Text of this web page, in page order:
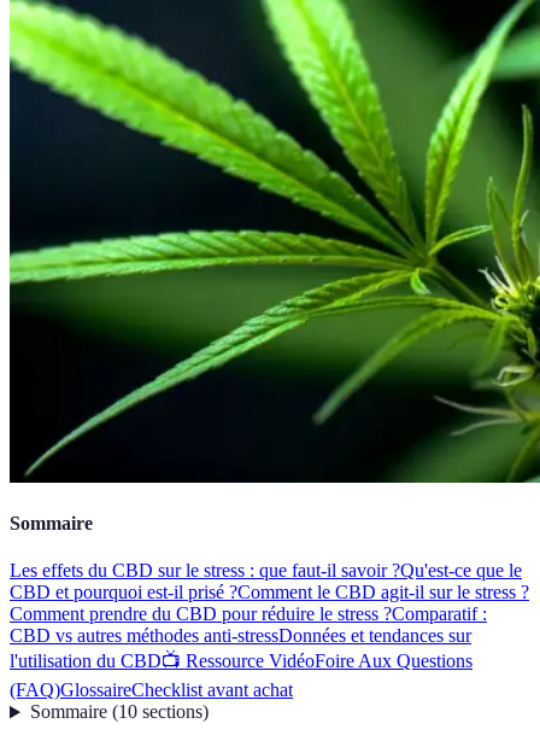
Sommaire
Les effets du CBD sur le stress : que faut-il savoir ?Qu'est-ce que le
CBD et pourquoi est-il prisé ?Comment le CBD agit-il sur le stress ?
Comment prendre du CBD pour réduire le stress ?Comparatif :
CBD vs autres méthodes anti-stressDonnées et tendances sur
l'utilisation du CBD📺 Ressource VidéoFoire Aux Questions
(FAQ)GlossaireChecklist avant achat
Sommaire(10 sections)